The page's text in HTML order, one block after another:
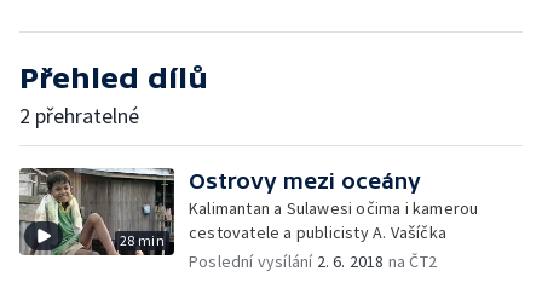
Přehled dílů
2 přehratelné
28 min
Ostrovy mezi oceány
Kalimantan a Sulawesi očima i kamerou
cestovatele a publicisty A. Vašíčka
Poslední vysílání 2. 6. 2018 na ČT2